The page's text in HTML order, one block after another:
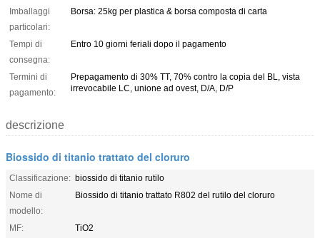
Imballaggi
particolari:
Borsa: 25kg per plastica & borsa composta di carta
Tempi di
consegna:
Entro 10 giorni feriali dopo il pagamento
Termini di
pagamento:
Prepagamento di 30% TT, 70% contro la copia del BL, vista
irrevocabile LC, unione ad ovest, D/A, D/P
descrizione
Biossido di titanio trattato del cloruro
Classificazione: biossido di titanio rutilo
Nome di
modello:
Biossido di titanio trattato R802 del rutilo del cloruro
MF:
TiO2